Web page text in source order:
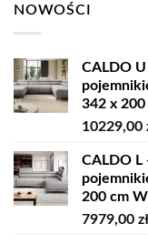
NOWOŚCI
CALDO
342 x 200
10229,00
CALDO L
200 cm
7979,00 zł